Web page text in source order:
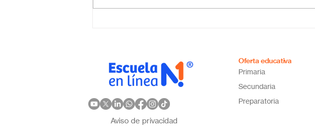
Aviso de privacidad
Oferta educativa
Primaria
Secundaria
Preparatoria